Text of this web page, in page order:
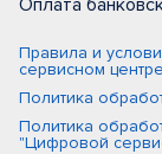
Оплата
Правила и
сервисном
Политика
Политика
"Цифровой